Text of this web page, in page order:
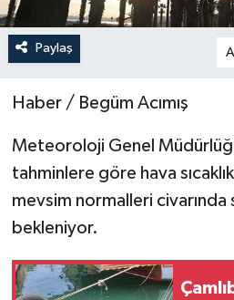
Paylaş A
Haber / Begüm Acımış
Meteoroloji Genel
tahminlere göre hava
mevsim normalleri
bekleniyor.
Politika
Spor
Sürmanşet
Teknoloji